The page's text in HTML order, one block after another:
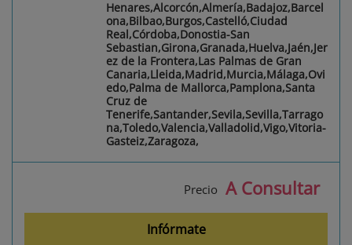
Henares,Alcorcón,Almería,Badajoz,Barcel
ona,Bilbao,Burgos,Castelló,Ciudad
Real,Córdoba,Donostia-San
Sebastian,Girona,Granada,Huelva,Jaén,Jer
ez de la Frontera,Las Palmas de Gran
Canaria,Lleida,Madrid,Murcia,Málaga,Ovi
edo,Palma de Mallorca,Pamplona,Santa
Cruz de
Tenerife,Santander,Sevila,Sevilla,Tarrago
na,Toledo,Valencia,Valladolid,Vigo,Vitoria-
Gasteiz,Zaragoza,
Precio A Consultar
Infórmate